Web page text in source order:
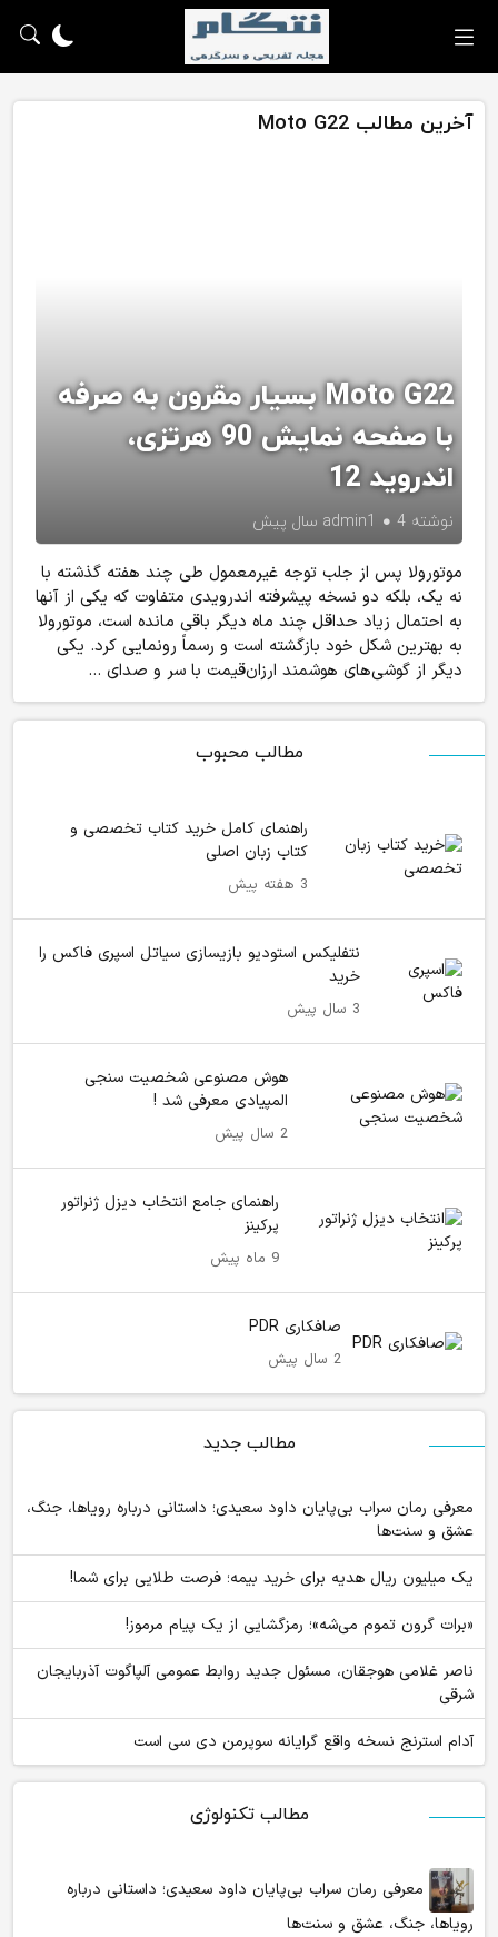
مطالب تکنولوژی
معرفی رمان سراب بی‌پایان داود سعیدی؛ داستانی درباره
رویاها، جنگ، عشق و سنت‌ها
آخرین مطالب Moto G22
Moto G22 بسیار مقرون به صرفه
با صفحه نمایش 90 هرتزی،
اندروید 12
نوشته admin1 4 سال پیش
موتورولا پس از جلب توجه غیرمعمول طی چند هفته گذشته با
نه یک، بلکه دو نسخه پیشرفته اندرویدی متفاوت که یکی از آنها
به احتمال زیاد حداقل چند ماه دیگر باقی مانده است، موتورولا
به بهترین شکل خود بازگشته است و رسماً رونمایی کرد. یکی
دیگر از گوشی‌های هوشمند ارزان‌قیمت با سر و صدای ...
مطالب محبوب
راهنمای کامل خرید کتاب تخصصی و
کتاب زبان اصلی
3 هفته پیش
نتفلیکس استودیو بازیسازی سیاتل اسپری فاکس را
خرید
3 سال پیش
هوش مصنوعی شخصیت سنجی
المپیادی معرفی شد !
2 سال پیش
راهنمای جامع انتخاب دیزل ژنراتور
پرکینز
9 ماه پیش
صافکاری PDR
2 سال پیش
مطالب جدید
معرفی رمان سراب بی‌پایان داود سعیدی؛ داستانی درباره رویاها، جنگ،
عشق و سنت‌ها
یک میلیون ریال هدیه برای خرید بیمه؛ فرصت طلایی برای شما!
«برات گرون تموم می‌شه»؛ رمزگشایی از یک پیام مرموز!
ناصر غلامی هوجقان، مسئول جدید روابط عمومی آلپاگوت آذربایجان
شرقی
آدام استرنج نسخه واقع گرایانه سوپرمن دی سی است